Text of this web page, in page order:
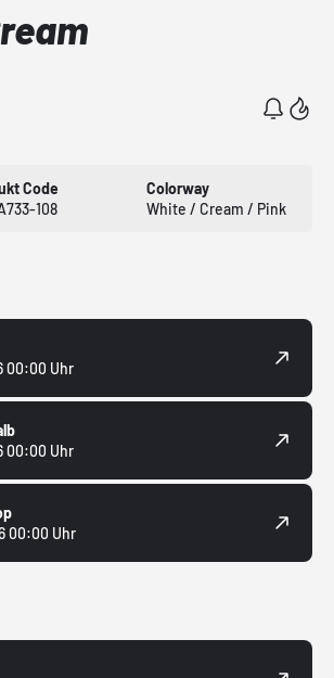
Code
108
Colorway
White / Cream / Pink
00:00 Uhr
00:00 Uhr
00:00 Uhr